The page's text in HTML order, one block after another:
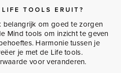
TOOLS ERUIT?
belangrijk om goed te zorgen
Mind tools om inzicht te geven
Harmonie tussen je
je met de Life tools.
voor veranderen.